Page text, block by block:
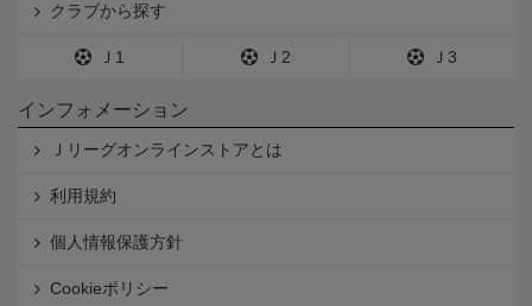
クラブから探す
Ｊ1 Ｊ2 Ｊ3
インフォメーション
Ｊリーグオンラインストアとは
利用規約
個人情報保護方針
Cookieポリシー